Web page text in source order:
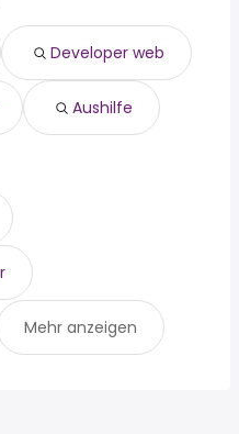
Developer web
Aushilfe
Mehr anzeigen